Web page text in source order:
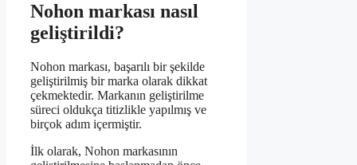
Nohon markası nasıl
geliştirildi?
Nohon markası, başarılı bir şekilde
geliştirilmiş bir marka olarak dikkat
çekmektedir. Markanın geliştirilme
süreci oldukça titizlikle yapılmış ve
birçok adım içermiştir.
İlk olarak, Nohon markasının